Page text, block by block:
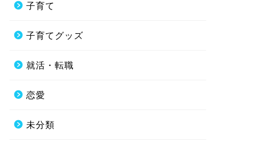
子育て
子育てグッズ
就活・転職
恋愛
未分類